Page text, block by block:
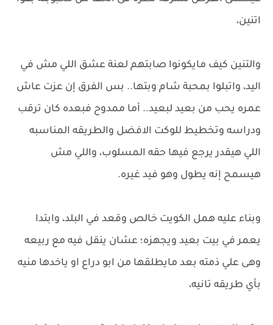
اتنين،
والتنين كيف مايكونوا صابتهم لعنة عشق اللي مش في
اليد، واتبلوا بمحبة شام وبتها.. بس الفرق إن عزت عاش
عمره يحب من بعيد لبعيد.. أما ممدوح فبعده كان ترقب
ودراسه وتخطيط للوكت الافضل والطريقه المناسبه
اللي هيقدر يرجع فيها حقه المسلوب، واللي مش
هيسمح إنه يطول وهو فيد غيره.
وبناء عليه همل الكويت خالص وقعد في البلد، وابتدا
يعمر في بيت بعيد ويجهزه؛ عشان ينقل فيه مع ربيعه
وهى علي ذمته بعد مايطلقها من ابو دراع او ياخدها منيه
بأي طريقه تانيه،